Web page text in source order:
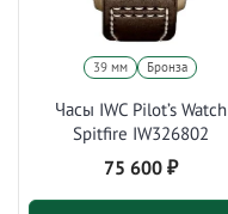
39 мм Бронза
Часы IWC Pilot’s Watch
Spitfire IW326802
75 600 ₽